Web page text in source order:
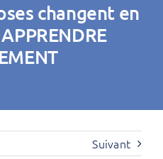
changent en
Suivant